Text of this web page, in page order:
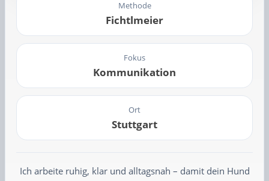
Methode
Fichtlmeier
Fokus
Kommunikation
Ort
Stuttgart
Ich arbeite ruhig, klar und alltagsnah – damit dein Hund